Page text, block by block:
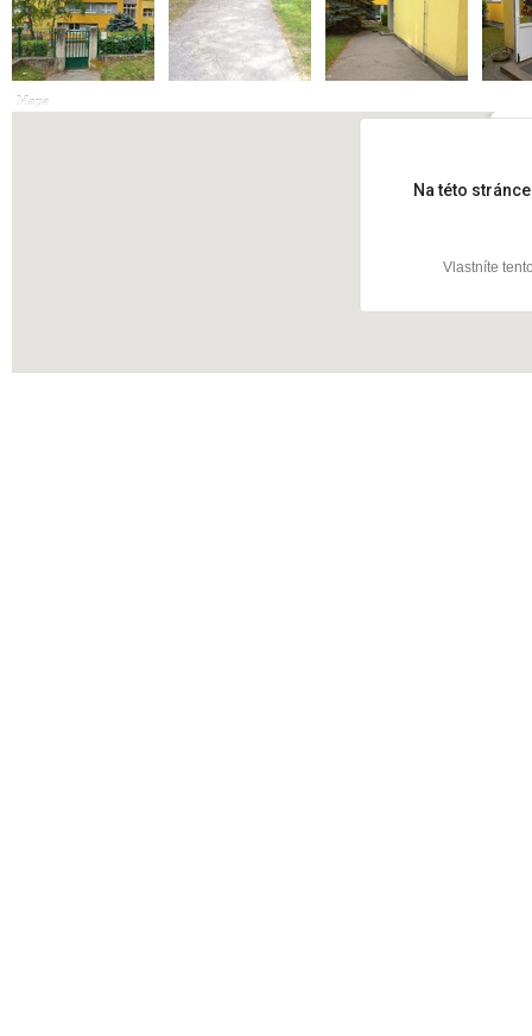
Mapa
Na této
Vlastníte